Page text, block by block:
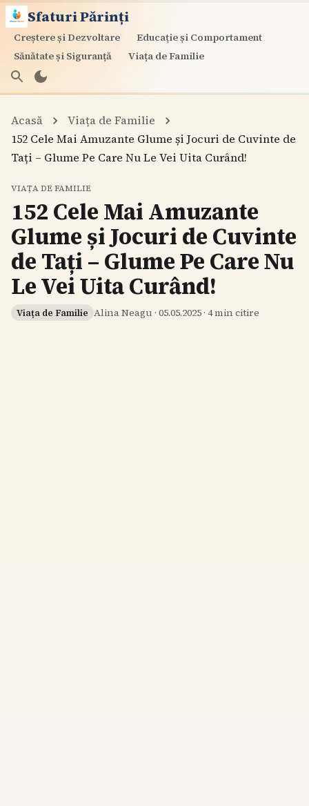
Sfaturi Părinți
Creștere și Dezvoltare
Educație și Comportament
Sănătate și Siguranță
Viața de Familie
Acasă
Viața de Familie
152 Cele Mai Amuzante Glume și Jocuri de Cuvinte de
Tați – Glume Pe Care Nu Le Vei Uita Curând!
VIAȚA DE FAMILIE
152 Cele Mai Amuzante
Glume și Jocuri de Cuvinte
de Tați – Glume Pe Care Nu
Le Vei Uita Curând!
Viața de Familie Alina Neagu · 05.05.2025 · 4min citire